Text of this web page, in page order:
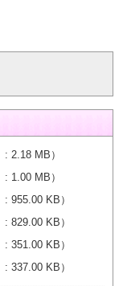
2.18 MB ）
1.00 MB ）
955.00 KB ）
829.00 KB ）
351.00 KB ）
337.00 KB ）